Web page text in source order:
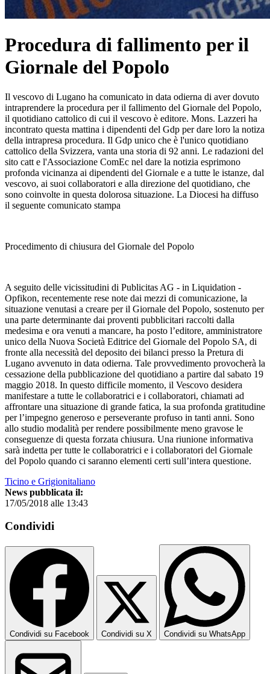
Procedura di fallimento per il
Giornale del Popolo
Il vescovo di Lugano ha comunicato in data odierna di aver dovuto
intraprendere la procedura per il fallimento del Giornale del Popolo,
il quotidiano cattolico di cui il vescovo è editore. Mons. Lazzeri ha
incontrato questa mattina i dipendenti del Gdp per dare loro la notiza
della intrapresa procedura. Il Gdp unico che è l'unico quotidiano
cattolico della Svizzera, vanta una storia di 92 anni. Le radazioni del
sito catt e l'Associazione ComEc nel dare la notizia esprimono
profonda vicinanza ai dipendenti del Giornale e a tutte le istanze, dal
vescovo, ai suoi collaboratori e alla direzione del quotidiano, che
sono coinvolte in questa dolorosa situazione. La Diocesi ha diffuso
il seguente comunicato stampa
Procedimento di chiusura del Giornale del Popolo
A seguito delle vicissitudini di Publicitas AG - in Liquidation -
Opfikon, recentemente rese note dai mezzi di comunicazione, la
situazione venutasi a creare per il Giornale del Popolo, sostenuto per
una parte determinante dai proventi pubblicitari raccolti dalla
medesima e ora venuti a mancare, ha posto l’editore, amministratore
unico della Nuova Società Editrice del Giornale del Popolo SA, di
fronte alla necessità del deposito dei bilanci presso la Pretura di
Lugano avvenuto in data odierna. Tale provvedimento provocherà la
cessazione della pubblicazione del quotidiano a partire dal sabato 19
maggio 2018. In questo difficile momento, il Vescovo desidera
manifestare a tutte le collaboratrici e i collaboratori, chiamati ad
affrontare una situazione di grande fatica, la sua profonda gratitudine
per l’impegno generoso e perseverante profuso in tanti anni. Sono
allo studio modalità per rendere possibilmente meno gravose le
conseguenze di questa forzata chiusura. Una riunione informativa
sarà indetta per tutte le collaboratrici e i collaboratori del Giornale
del Popolo quando ci saranno elementi certi sull’intera questione.
Ticino e Grigionitaliano
News pubblicata il:
17/05/2018 alle 13:43
Condividi
Condividi su Facebook Condividi su X Condividi su WhatsApp